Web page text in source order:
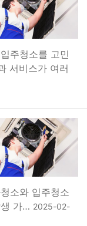
주청소를 고민
서비스가 여러
소와 입주청소
가… 2025-02-